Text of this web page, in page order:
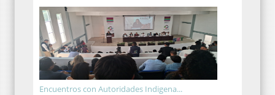
Encuentros con Autoridades Indigena...